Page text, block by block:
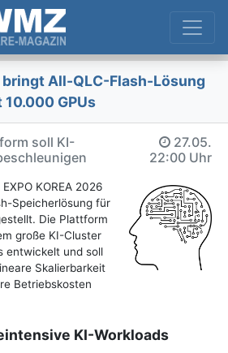
bringt All-QLC-Flash-Lösung
GPUs
soll KI-
27.05.
22:00 Uhr
KOREA 2026
Speicherlösung für
Die Plattform
große KI-Cluster
entwickelt und soll
Skalierbarkeit
Betriebskosten
KI-Workloads